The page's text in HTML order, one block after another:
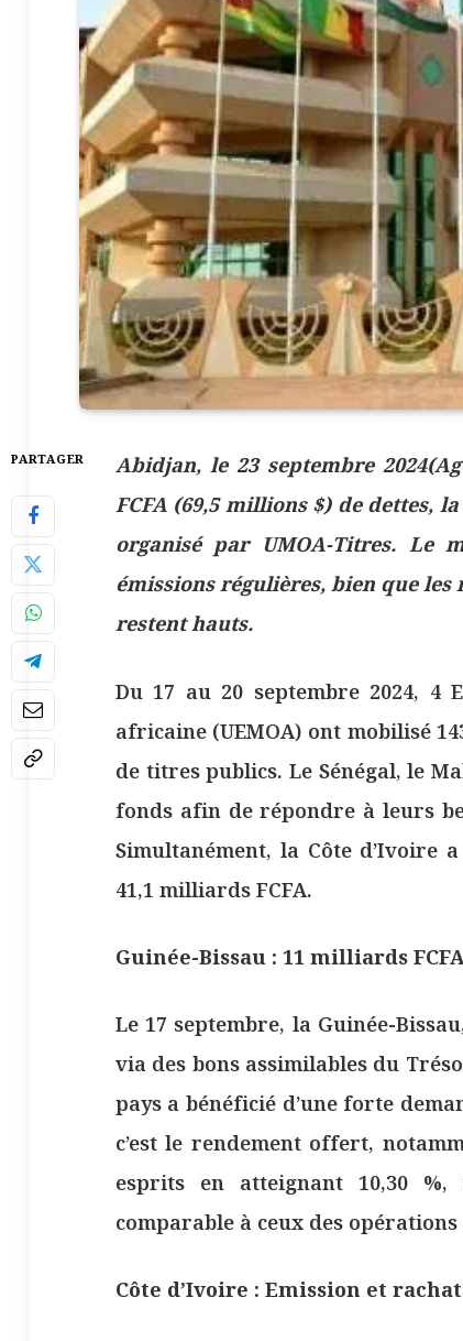
PARTAGER
Abidjan, le 23 septembre
FCFA (69,5 millions $) de dettes,
organisé par UMOA-Titres. Le
émissions régulières, bien que
restent hauts.
Du 17 au 20 septembre 2024, 4
africaine (UEMOA) ont mobilisé
de titres publics. Le Sénégal, le
fonds afin de répondre à leurs
Simultanément, la Côte d’Ivoire
41,1 milliards FCFA.
Guinée-Bissau : 11 milliards
Le 17 septembre, la Guinée-
via des bons assimilables du
pays a bénéficié d’une forte
c’est le rendement offert,
esprits en atteignant 10,30
comparable à ceux des opérations
Côte d’Ivoire : Emission et